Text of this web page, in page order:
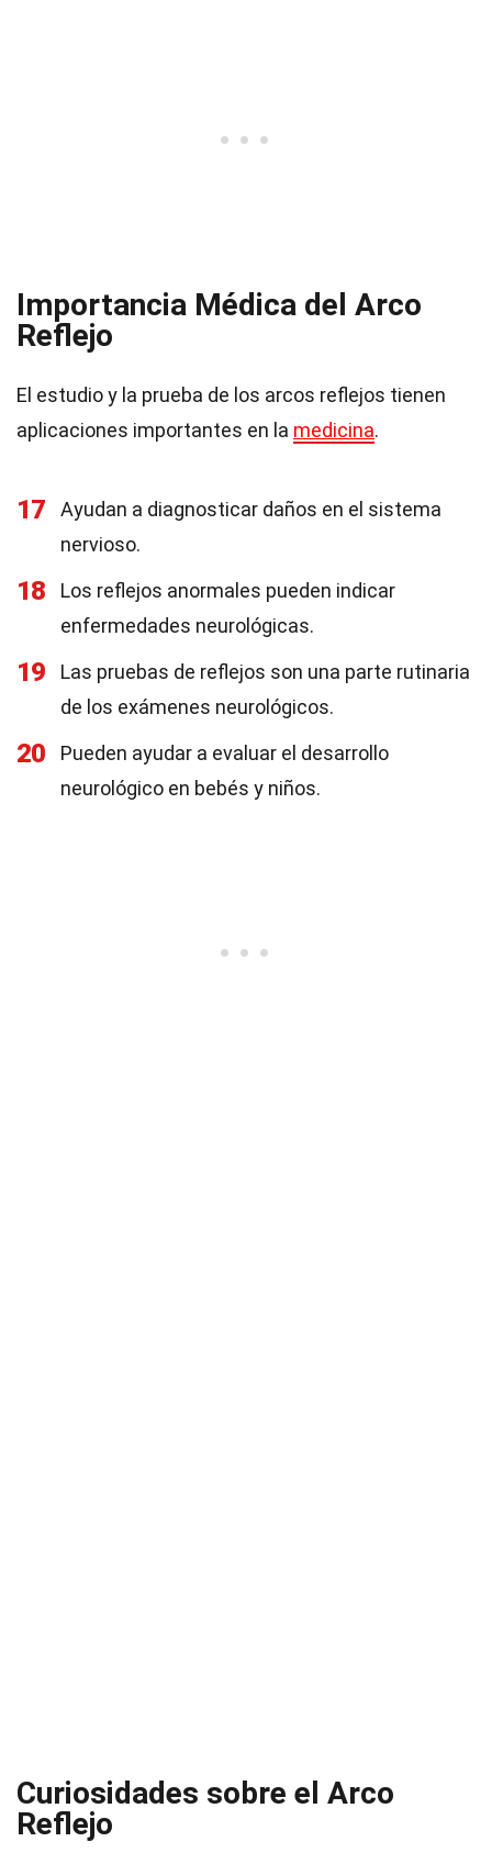
Importancia Médica del Arco
Reflejo
El estudio y la prueba de los arcos reflejos tienen
aplicaciones importantes en la medicina.
17
Ayudan a diagnosticar daños en el sistema
nervioso.
18
Los reflejos anormales pueden indicar
enfermedades neurológicas.
19
Las pruebas de reflejos son una parte rutinaria
de los exámenes neurológicos.
20
Pueden ayudar a evaluar el desarrollo
neurológico en bebés y niños.
Curiosidades sobre el Arco
Reflejo